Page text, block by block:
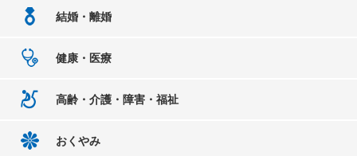
結婚・離婚
健康・医療
高齢・介護・障害・福祉
おくやみ